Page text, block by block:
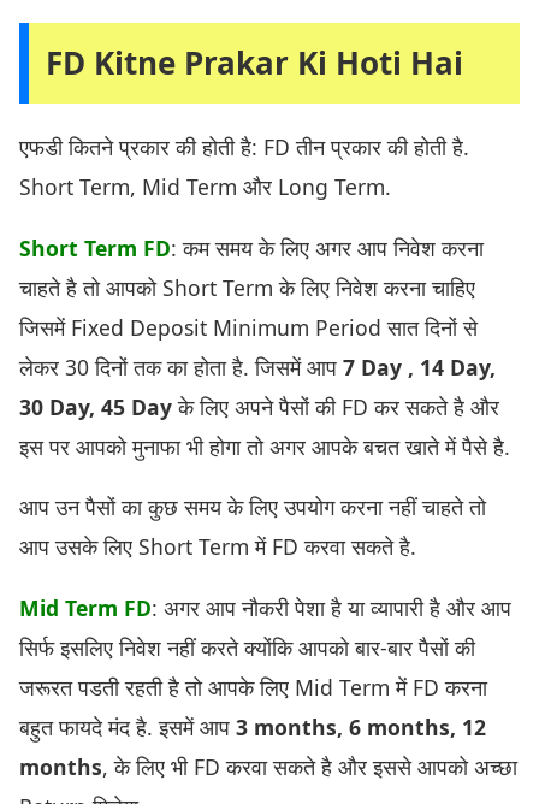
FD Kitne Prakar Ki Hoti Hai
एफडी कितने प्रकार की होती है: FD तीन प्रकार की होती है.
Short Term, Mid Term और Long Term.
Short Term FD: कम समय के लिए अगर आप निवेश करना
चाहते है तो आपको Short Term के लिए निवेश करना चाहिए
जिसमें Fixed Deposit Minimum Period सात दिनों से
लेकर 30 दिनों तक का होता है. जिसमें आप 7 Day , 14 Day,
30 Day, 45 Dayके लिए अपने पैसों की FD कर सकते है और
इस पर आपको मुनाफा भी होगा तो अगर आपके बचत खाते में पैसे है.
आप उन पैसों का कुछ समय के लिए उपयोग करना नहीं चाहते तो
आप उसके लिए Short Term में FD करवा सकते है.
Mid Term FD: अगर आप नौकरी पेशा है या व्यापारी है और आप
सिर्फ इसलिए निवेश नहीं करते क्योंकि आपको बार-बार पैसों की
जरूरत पडती रहती है तो आपके लिए Mid Term में FD करना
बहुत फायदे मंद है. इसमें आप 3 months, 6 months, 12
months, के लिए भी FD करवा सकते है और इससे आपको अच्छा